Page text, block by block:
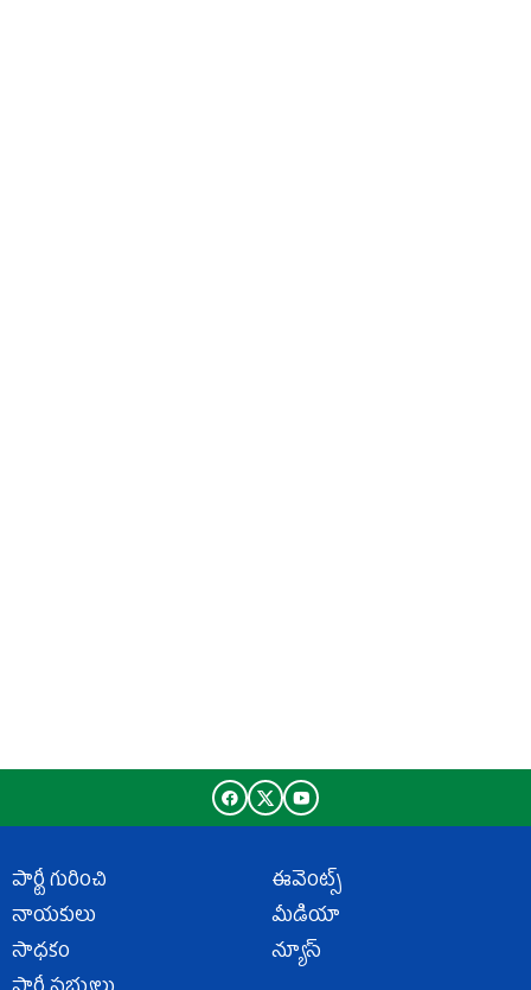
పార్టీ గురించి
నాయకులు
సాధకం
ఈవెంట్స్
మీడియా
న్యూస్